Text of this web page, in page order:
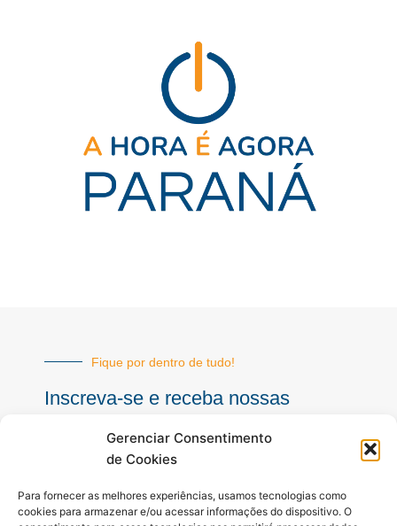
Gerenciar Consentimento
de Cookies
Para fornecer as melhores experiências, usamos tecnologias como
cookies para armazenar e/ou acessar informações do dispositivo. O
Fique por dentro de tudo!
Inscreva-se e receba nossas
mail